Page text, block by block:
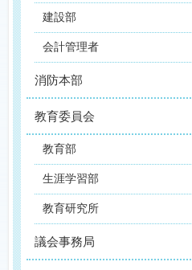
建設部
会計管理者
消防本部
教育委員会
教育部
生涯学習部
教育研究所
議会事務局